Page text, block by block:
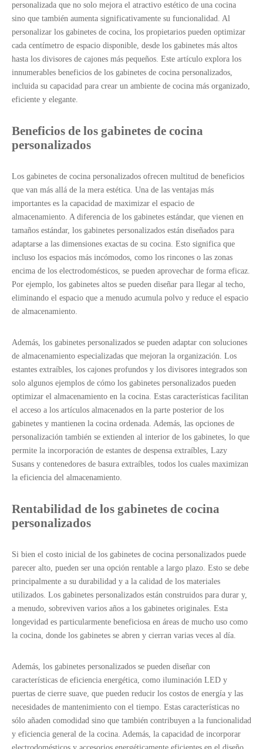
personalizada que no solo mejora el atractivo estético de una cocina
sino que también aumenta significativamente su funcionalidad. Al
personalizar los gabinetes de cocina, los propietarios pueden optimizar
cada centímetro de espacio disponible, desde los gabinetes más altos
hasta los divisores de cajones más pequeños. Este artículo explora los
innumerables beneficios de los gabinetes de cocina personalizados,
incluida su capacidad para crear un ambiente de cocina más organizado,
eficiente y elegante.
Beneficios de los gabinetes de cocina
personalizados
Los gabinetes de cocina personalizados ofrecen multitud de beneficios
que van más allá de la mera estética. Una de las ventajas más
importantes es la capacidad de maximizar el espacio de
almacenamiento. A diferencia de los gabinetes estándar, que vienen en
tamaños estándar, los gabinetes personalizados están diseñados para
adaptarse a las dimensiones exactas de su cocina. Esto significa que
incluso los espacios más incómodos, como los rincones o las zonas
encima de los electrodomésticos, se pueden aprovechar de forma eficaz.
Por ejemplo, los gabinetes altos se pueden diseñar para llegar al techo,
eliminando el espacio que a menudo acumula polvo y reduce el espacio
de almacenamiento.
Además, los gabinetes personalizados se pueden adaptar con soluciones
de almacenamiento especializadas que mejoran la organización. Los
estantes extraíbles, los cajones profundos y los divisores integrados son
solo algunos ejemplos de cómo los gabinetes personalizados pueden
optimizar el almacenamiento en la cocina. Estas características facilitan
el acceso a los artículos almacenados en la parte posterior de los
gabinetes y mantienen la cocina ordenada. Además, las opciones de
personalización también se extienden al interior de los gabinetes, lo que
permite la incorporación de estantes de despensa extraíbles, Lazy
Susans y contenedores de basura extraíbles, todos los cuales maximizan
la eficiencia del almacenamiento.
Rentabilidad de los gabinetes de cocina
personalizados
Si bien el costo inicial de los gabinetes de cocina personalizados puede
parecer alto, pueden ser una opción rentable a largo plazo. Esto se debe
principalmente a su durabilidad y a la calidad de los materiales
utilizados. Los gabinetes personalizados están construidos para durar y,
a menudo, sobreviven varios años a los gabinetes originales. Esta
longevidad es particularmente beneficiosa en áreas de mucho uso como
la cocina, donde los gabinetes se abren y cierran varias veces al día.
Además, los gabinetes personalizados se pueden diseñar con
características de eficiencia energética, como iluminación LED y
puertas de cierre suave, que pueden reducir los costos de energía y las
necesidades de mantenimiento con el tiempo. Estas características no
sólo añaden comodidad sino que también contribuyen a la funcionalidad
y eficiencia general de la cocina. Además, la capacidad de incorporar